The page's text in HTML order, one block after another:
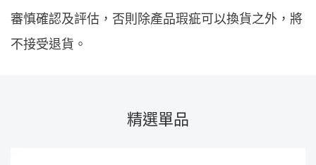
審慎確認及評估，否則除產品瑕疵可以換貨之外，將
不接受退貨。
精選單品